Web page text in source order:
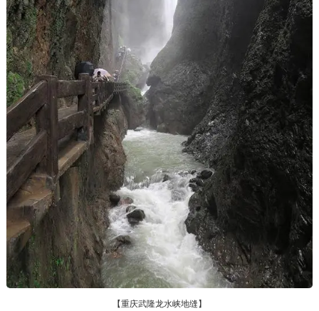
【重庆武隆龙水峡地缝】